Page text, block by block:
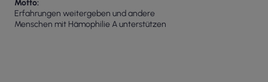
Motto
Erfahrungen weitergeben und andere
Menschen mit Hämophilie A unterstützen